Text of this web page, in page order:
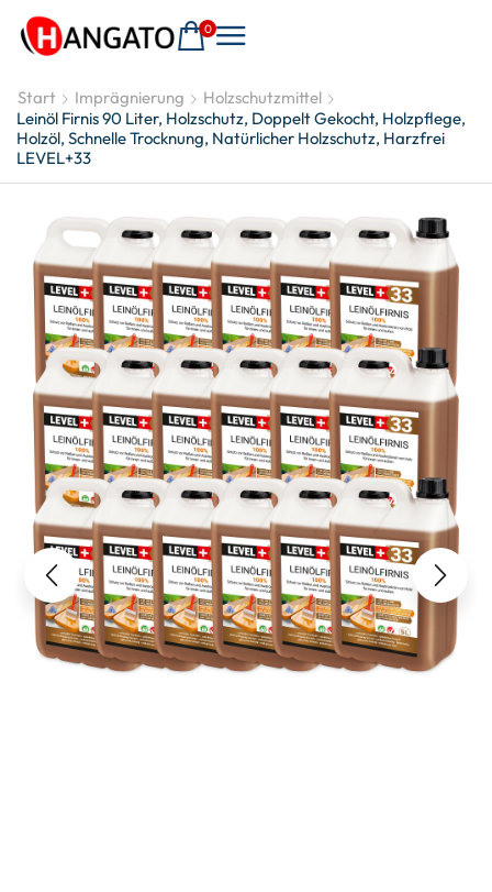
0
Start Imprägnierung
Holzschutzmittel
Leinöl Firnis 90 Liter, Holzschutz, Doppelt Gekocht, Holzpflege,
Holzöl, Schnelle Trocknung, Natürlicher Holzschutz, Harzfrei
LEVEL+33